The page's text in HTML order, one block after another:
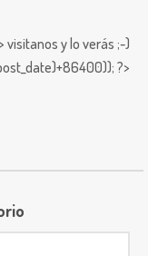
visitanos y lo verás ;-)
?>